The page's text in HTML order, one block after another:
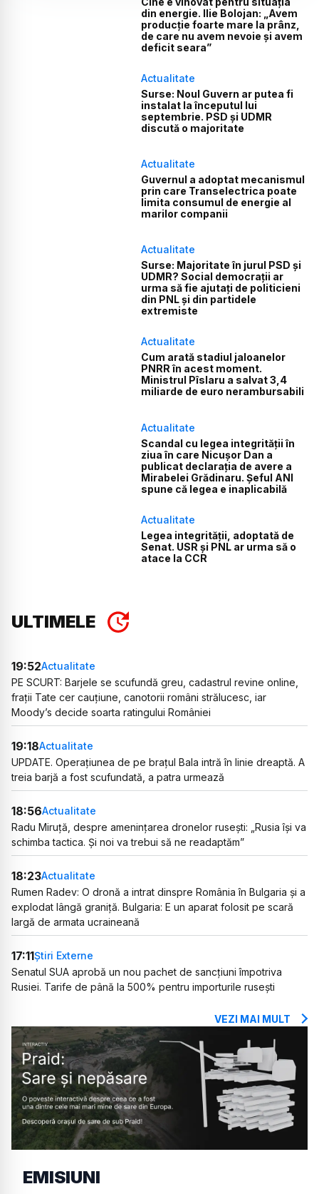
din energie. Ilie Bolojan: „Avem
producție foarte mare la prânz,
de care nu avem nevoie și avem
deficit seara”
Actualitate
Surse: Noul Guvern ar putea fi
instalat la începutul lui
septembrie. PSD și UDMR
discută o majoritate
Actualitate
Guvernul a adoptat mecanismul
prin care Transelectrica poate
limita consumul de energie al
marilor companii
Actualitate
Surse: Majoritate în jurul PSD și
UDMR? Social democrații ar
urma să fie ajutați de politicieni
din PNL și din partidele
extremiste
Actualitate
Cum arată stadiul jaloanelor
PNRR în acest moment.
Ministrul Pîslaru a salvat 3,4
miliarde de euro nerambursabili
Actualitate
Scandal cu legea integrității în
ziua în care Nicușor Dan a
publicat declarația de avere a
Mirabelei Grădinaru. Șeful ANI
spune că legea e inaplicabilă
Actualitate
Legea integrității, adoptată de
Senat. USR și PNL ar urma să o
atace la CCR
ULTIMELE
19:52Actualitate
PE SCURT: Barjele se scufundă greu, cadastrul revine online,
frații Tate cer cauțiune, canotorii români strălucesc, iar
Moody’s decide soarta ratingului României
19:18Actualitate
UPDATE. Operațiunea de pe brațul Bala intră în linie dreaptă. A
treia barjă a fost scufundată, a patra urmează
18:56Actualitate
Radu Miruță, despre amenințarea dronelor rusești: „Rusia își va
schimba tactica. Și noi va trebui să ne readaptăm”
18:23Actualitate
Rumen Radev: O dronă a intrat dinspre România în Bulgaria și a
explodat lângă graniță. Bulgaria: E un aparat folosit pe scară
largă de armata ucraineană
17:11Știri Externe
Senatul SUA aprobă un nou pachet de sancțiuni împotriva
Rusiei. Tarife de până la 500% pentru importurile rusești
VEZI MAI MULT
EMISIUNI